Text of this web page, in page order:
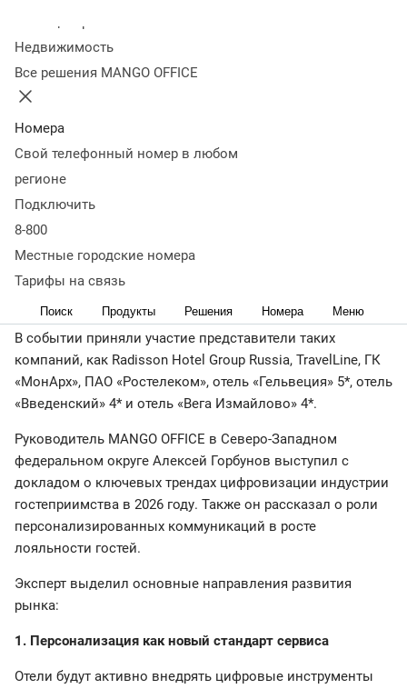
Недвижимость
Все решения MANGO OFFICE
Номера
Свой телефонный номер в любом
регионе
Подключить
8-800
Местные городские номера
Тарифы на связь
Поиск Продукты Решения Номера Меню
конференции Hospitality
Sales Forum 2026
26 февраля
ключевых трендах индустрии отелей и гостеприимства.
КонференцияHospitality Sales Forum 2026
по 14 февраля в Санкт-Петербурге. Она объединила
В событии приняли участие представители таких
компаний, как Radisson Hotel Group Russia, TravelLine, ГК
«МонАрх», ПАО «Ростелеком», отель «Гельвеция» 5*, отель
«Введенский» 4* и отель «Вега Измайлово» 4*.
Руководитель MANGO OFFICE в Северо-Западном
федеральном округе Алексей Горбунов выступил с
докладом о ключевых трендах цифровизации индустрии
гостеприимства в 2026 году. Также он рассказал о роли
персонализированных коммуникаций в росте
лояльности гостей.
Эксперт выделил основные направления развития
рынка:
1. Персонализация как новый стандарт сервиса
Отели будут активно внедрять цифровые инструменты